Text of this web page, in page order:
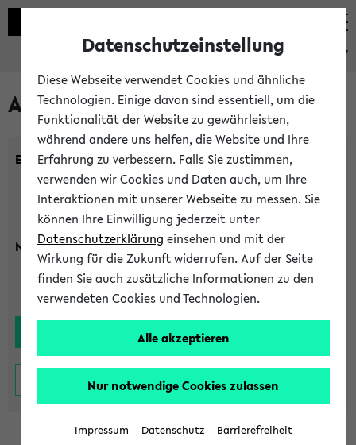
eKVV
Alle Lehrenden
Einrichtung:
Nachname:
Datenschutzeinstellung
Diese Webseite verwendet Cookies und ähnliche
Technologien. Einige davon sind essentiell, um die
Funktionalität der Website zu gewährleisten,
während andere uns helfen, die Website und Ihre
Erfahrung zu verbessern. Falls Sie zustimmen,
verwenden wir Cookies und Daten auch, um Ihre
Interaktionen mit unserer Webseite zu messen. Sie
können Ihre Einwilligung jederzeit unter
Datenschutzerklärung einsehen und mit der
Wirkung für die Zukunft widerrufen. Auf der Seite
finden Sie auch zusätzliche Informationen zu den
verwendeten Cookies und Technologien.
Alle akzeptieren
Nur notwendige Cookies zulassen
Impressum Datenschutz Barrierefreiheit